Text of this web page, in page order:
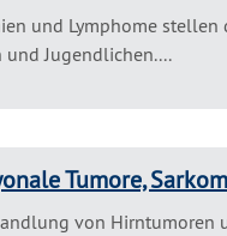
und Lymphome
und Jugendlichen....
Tumore,
von Hirntumoren